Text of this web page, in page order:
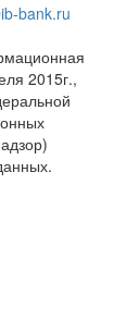
bank.ru
2015г.,